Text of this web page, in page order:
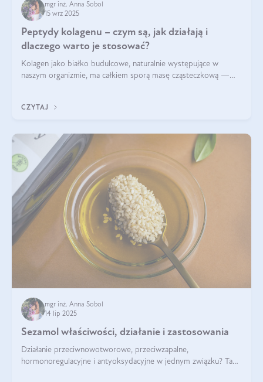
mgr inż. Anna Sobol
15 wrz 2025
Peptydy kolagenu – czym są, jak działają i
dlaczego warto je stosować?
Kolagen jako białko budulcowe, naturalnie występujące w
naszym organizmie, ma całkiem sporą masę cząsteczkową —
bardziej biodostępny
CZYTAJ
mgr inż. Anna Sobol
14 lip 2025
Sezamol właściwości, działanie i zastosowania
Działanie przeciwnowotworowe, przeciwzapalne,
hormonoregulacyjne i antyoksydacyjne w jednym związku? Tak